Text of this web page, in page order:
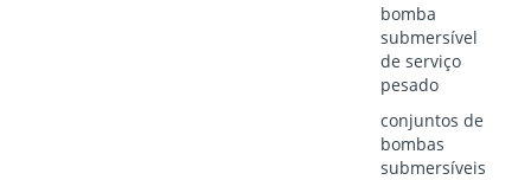
bomba
submersível
de serviço
pesado
conjuntos de
bombas
submersíveis